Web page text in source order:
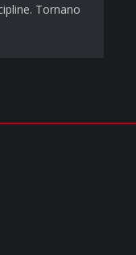
Tornano